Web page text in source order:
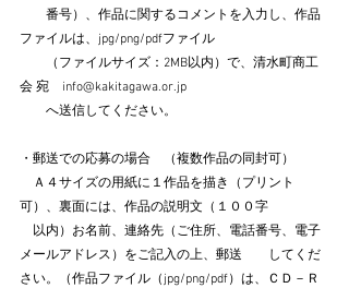
番号）、作品に関するコメントを入力し、作品
ファイルは、jpg/png/pdfファイル
（ファイルサイズ：2MB以内）で、清水町商工
会 宛　info@kakitagawa.or.jp
へ送信してください。
・郵送での応募の場合　（複数作品の同封可）
Ａ４サイズの用紙に１作品を描き（プリント
可）、裏面には、作品の説明文（１００字
以内）お名前、連絡先（ご住所、電話番号、電子
メールアドレス）をご記入の上、郵送　　してくだ
さい。（作品ファイル（jpg/png/pdf）は、ＣＤ－Ｒ